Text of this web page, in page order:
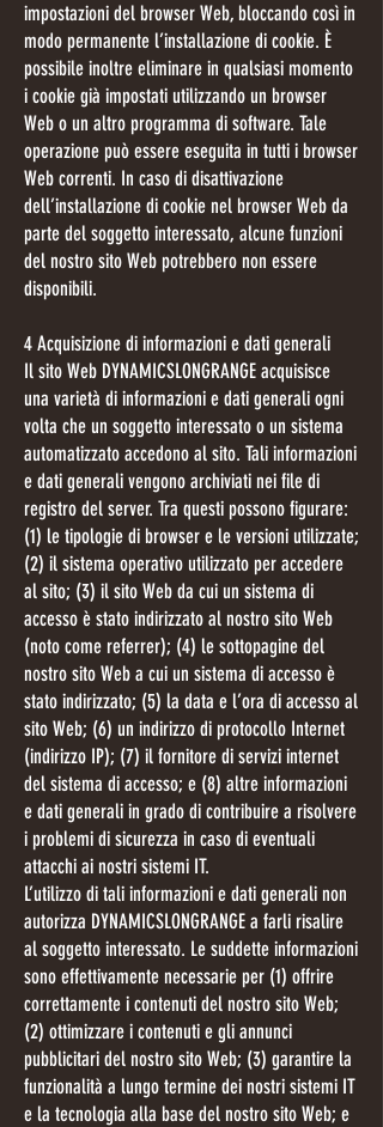
impostazioni del browser Web, bloccando così in
modo permanente l’installazione di cookie. È
possibile inoltre eliminare in qualsiasi momento
i cookie già impostati utilizzando un browser
Web o un altro programma di software. Tale
operazione può essere eseguita in tutti i browser
Web correnti. In caso di disattivazione
dell’installazione di cookie nel browser Web da
parte del soggetto interessato, alcune funzioni
del nostro sito Web potrebbero non essere
disponibili.
4 Acquisizione di informazioni e dati generali
Il sito Web DYNAMICSLONGRANGE acquisisce
una varietà di informazioni e dati generali ogni
volta che un soggetto interessato o un sistema
automatizzato accedono al sito. Tali informazioni
e dati generali vengono archiviati nei file di
registro del server. Tra questi possono figurare:
(1) le tipologie di browser e le versioni utilizzate;
(2) il sistema operativo utilizzato per accedere
al sito; (3) il sito Web da cui un sistema di
accesso è stato indirizzato al nostro sito Web
(noto come referrer); (4) le sottopagine del
nostro sito Web a cui un sistema di accesso è
stato indirizzato; (5) la data e l’ora di accesso al
sito Web; (6) un indirizzo di protocollo Internet
(indirizzo IP); (7) il fornitore di servizi internet
del sistema di accesso; e (8) altre informazioni
e dati generali in grado di contribuire a risolvere
i problemi di sicurezza in caso di eventuali
attacchi ai nostri sistemi IT.
L’utilizzo di tali informazioni e dati generali non
autorizza DYNAMICSLONGRANGE a farli risalire
al soggetto interessato. Le suddette informazioni
sono effettivamente necessarie per (1) offrire
correttamente i contenuti del nostro sito Web;
(2) ottimizzare i contenuti e gli annunci
pubblicitari del nostro sito Web; (3) garantire la
funzionalità a lungo termine dei nostri sistemi IT
e la tecnologia alla base del nostro sito Web; e